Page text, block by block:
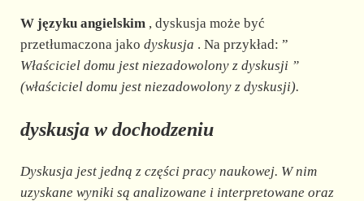
W języku angielskim, dyskusja może być
przetłumaczona jako dyskusja . Na przykład: ”
Właściciel domu jest niezadowolony z dyskusji ”
(właściciel domu jest niezadowolony z dyskusji).
dyskusja w dochodzeniu
Dyskusja jest jedną z części pracy naukowej. W nim
uzyskane wyniki są analizowane i interpretowane oraz